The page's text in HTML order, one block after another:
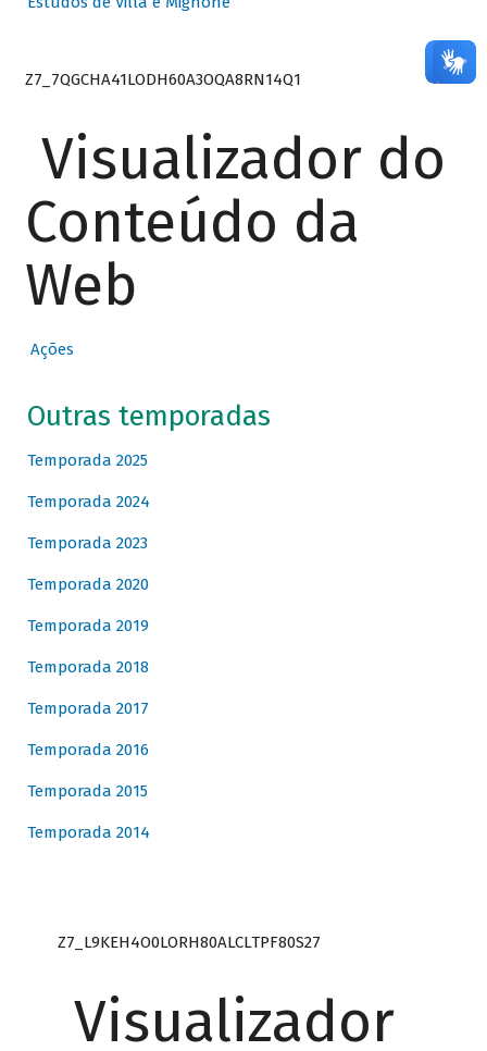
Z7_7QGCHA41LODH60A3OQA8RN14Q1
Visualizador do
Conteúdo da
Web
Ações
Outras temporadas
Temporada 2025
Temporada 2024
Temporada 2023
Temporada 2020
Temporada 2019
Temporada 2018
Temporada 2017
Temporada 2016
Temporada 2015
Temporada 2014
Z7_L9KEH4O0LORH80ALCLTPF80S27
Visualizador